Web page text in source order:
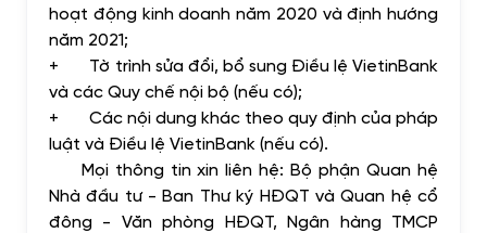
hoạt động kinh doanh năm 2020 và định hướng
năm 2021;
+ Tờ trình sửa đổi, bổ sung Điều lệ VietinBank
và các Quy chế nội bộ (nếu có);
+ Các nội dung khác theo quy định của pháp
luật và Điều lệ VietinBank (nếu có).
Mọi thông tin xin liên hệ: Bộ phận Quan hệ
Nhà đầu tư - Ban Thư ký HĐQT và Quan hệ cổ
đông - Văn phòng HĐQT, Ngân hàng TMCP